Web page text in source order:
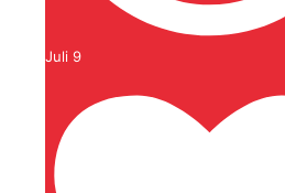
Juli 9